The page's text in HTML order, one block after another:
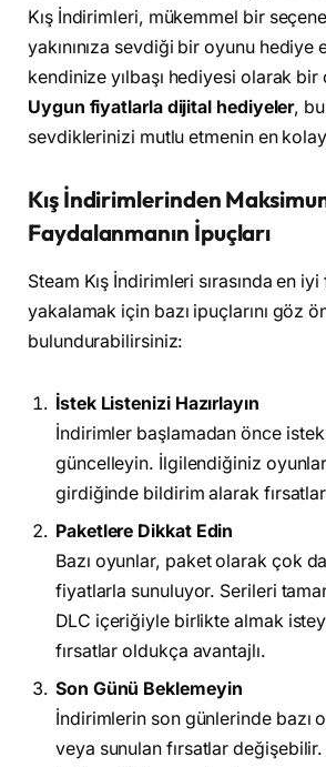
Kış İndirimleri, mükemmel bir
yakınınıza sevdiği bir oyunu hediye
kendinize yılbaşı hediyesi olarak bir
Uygun fiyatlarla dijital hediyeler,
sevdiklerinizi mutlu etmenin en
Kış İndirimlerinden
Faydalanmanın İpuçları
Steam Kış İndirimleri sırasında en iyi
yakalamak için bazı ipuçlarını göz
bulundurabilirsiniz:
İstek Listenizi Hazırlayın
İndirimler başlamadan önce
güncelleyin. İlgilendiğiniz
girdiğinde bildirim alarak
Paketlere Dikkat Edin
Bazı oyunlar, paket olarak çok
fiyatlarla sunuluyor. Serileri
DLC içeriğiyle birlikte almak
fırsatlar oldukça avantajlı.
Son Günü Beklemeyin
İndirimlerin son günlerinde bazı
veya sunulan fırsatlar